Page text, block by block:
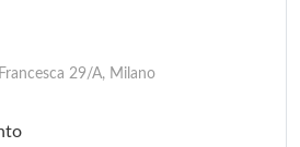
29/A, Milano